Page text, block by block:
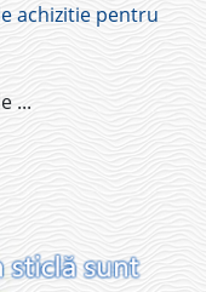
achizitie pentru
...